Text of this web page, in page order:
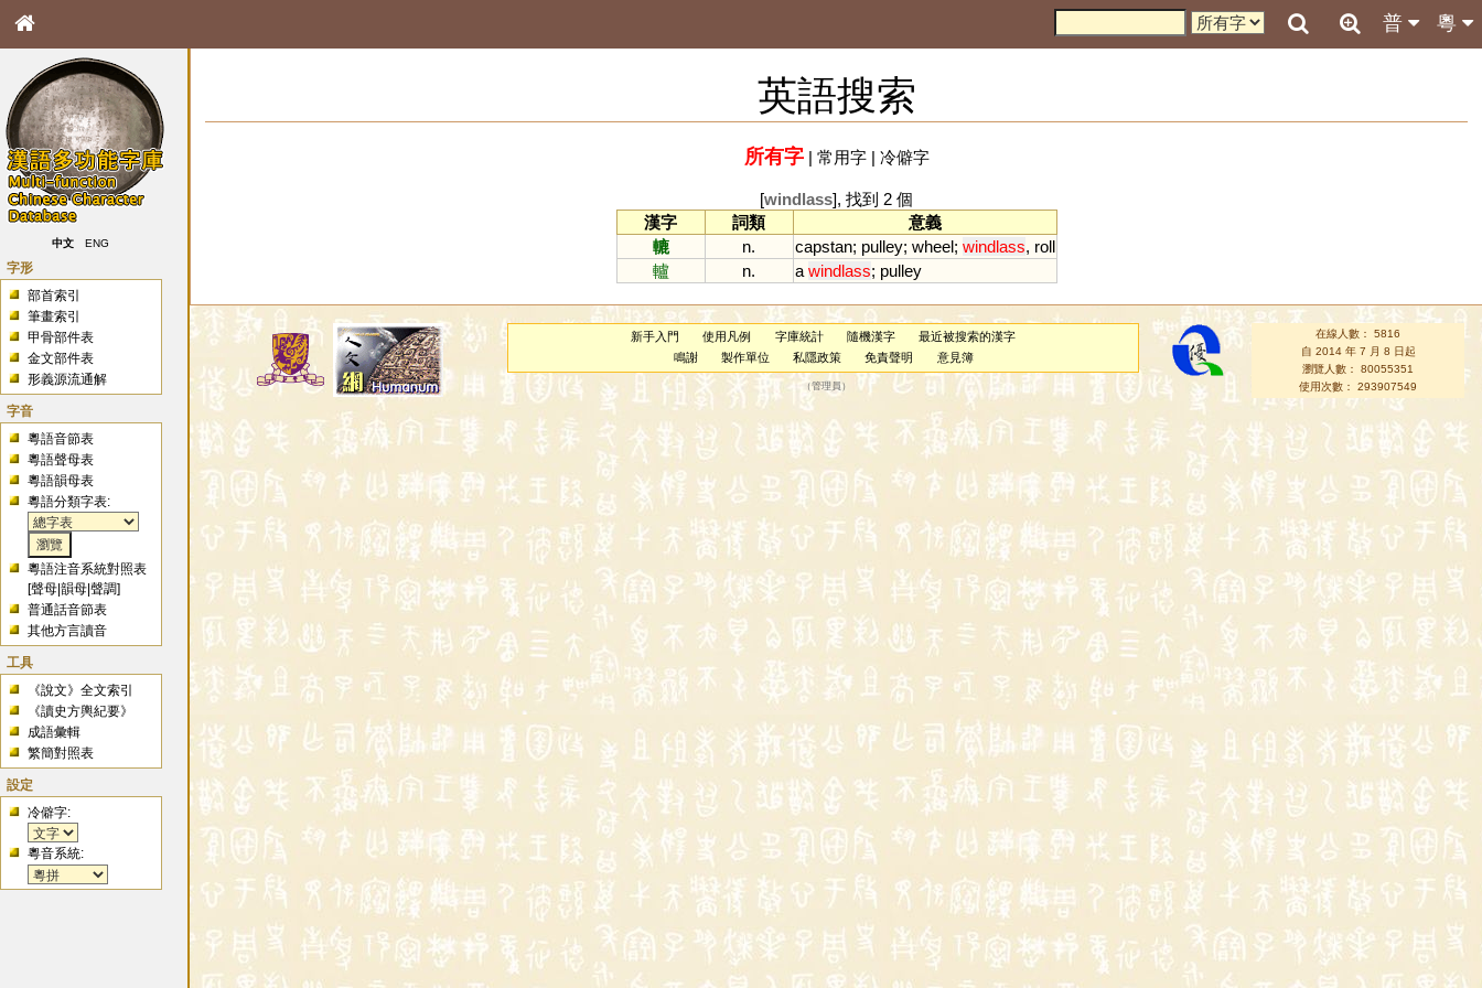
粵
普
中文 ENG
字形
部首索引
筆畫索引
甲骨部件表
金文部件表
形義源流通解
字音
粵語音節表
粵語聲母表
粵語韻母表
粵語分類字表:
粵語注音系統對照表
[聲母 |韻母 |聲調]
普通話音節表
其他方言讀音
工具
《說文》全文索引
《讀史方輿紀要》
成語彙輯
繁簡對照表
設定
冷僻字:
粵音系統:
英語搜索
所有字| 常用字| 冷僻字
[windlass], 找到 2 個
漢字
詞類
意義
轆
n. capstan; pulley; wheel; windlass, roll
轤
n. a windlass; pulley
新手入門 使用凡例 字庫統計 隨機漢字
最近被搜索的漢字
鳴謝
製作單位 私隱政策 免責聲明 意見簿
（管理員 ）
在線人數： 5816
自 2014 年 7 月 8 日起
瀏覽人數： 80055351
使用次數： 293907549